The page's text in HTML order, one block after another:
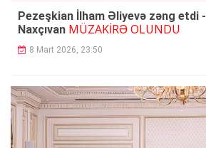
Pezeşkian İlham Əliyevə zəng etdi -
Naxçıvan MÜZAKİRƏ OLUNDU
8 Mart 2026, 23:50